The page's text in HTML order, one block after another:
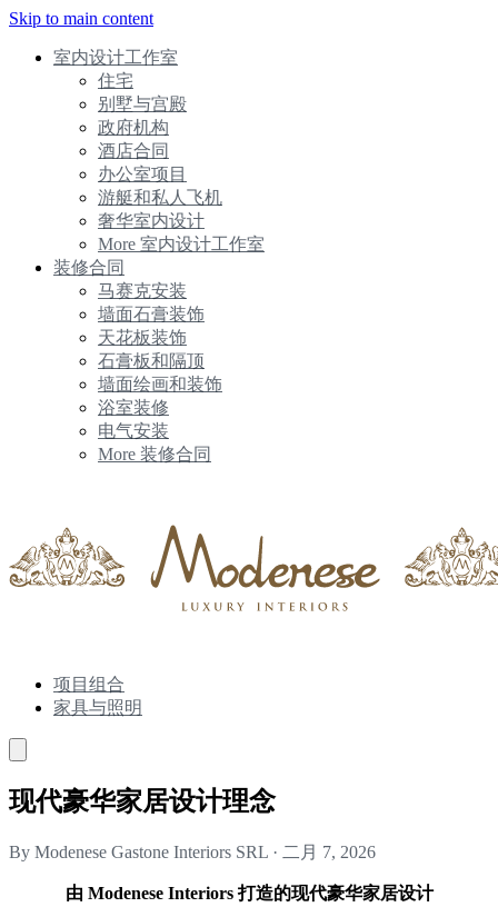
Skip to main content
室内设计工作室
住宅
别墅与宫殿
政府机构
酒店合同
办公室项目
游艇和私人飞机
奢华室内设计
More 室内设计工作室
装修合同
马赛克安装
墙面石膏装饰
天花板装饰
石膏板和隔顶
墙面绘画和装饰
浴室装修
电气安装
More 装修合同
项目组合
家具与照明
现代豪华家居设计理念
By Modenese Gastone Interiors SRL · 二月 7, 2026
由 Modenese Interiors 打造的现代豪华家居设计